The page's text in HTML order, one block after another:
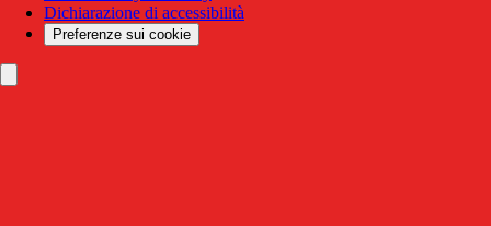
Dichiarazione di accessibilità
Preferenze sui cookie